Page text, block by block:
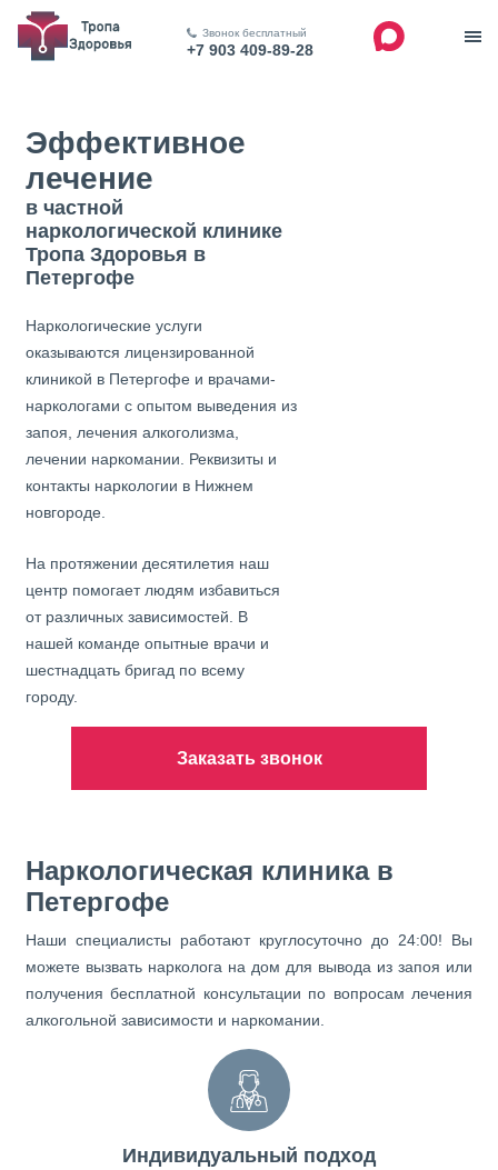
Звонок бесплатный
+7 903 409-89-28
Эффективное
лечение
в частной
наркологической клинике
Тропа Здоровья в
Петергофе
Наркологические услуги
оказываются лицензированной
клиникой в Петергофе и врачами-
наркологами с опытом выведения из
запоя, лечения алкоголизма,
лечении наркомании. Реквизиты и
контакты наркологии в Нижнем
новгороде.
На протяжении десятилетия наш
центр помогает людям избавиться
от различных зависимостей. В
нашей команде опытные врачи и
шестнадцать бригад по всему
городу.
Заказать звонок
Наркологическая клиника в
Петергофе
Наши специалисты работают круглосуточно до 24:00! Вы
можете вызвать нарколога на дом для вывода из запоя или
получения бесплатной консультации по вопросам лечения
алкогольной зависимости и наркомании.
Индивидуальный подход